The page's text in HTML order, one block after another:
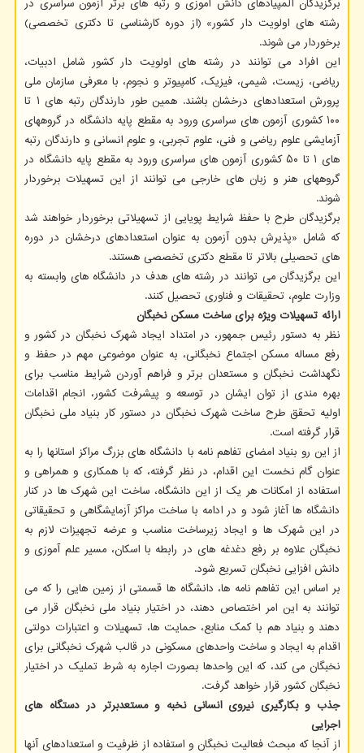
برگزیدگان المپیادهای دانش ‏آموزی و رتبه ‏های برتر آزمون سراسری در
رشته‏ های اولویت ‏دار کشور» (از دوره کارشناسی تا دکتری تخصصی)
برخوردار می‏ شوند.
این افراد می توانند در رشته های اولویت دار کشور شامل ادبیات،
ریاضی، زیست، شیمی، فیزیک، کامپیوتر و نجوم، با معرفی سازمان ملی
پرورش استعدادهای درخشان باشند. همین طور دارندگان رتبه های ۱ تا
۱۰۰ کشوری آزمون های سراسری ورود به مقطع پایه دانشگاه در گروههای
آزمایشی علوم ریاضی و فنی، علوم تجربی، و علوم انسانی و دارندگان رتبه
های ۱ تا ۵۰ کشوری آزمون های سراسری ورود به مقطع پایه دانشگاه در
گروههای هنر و زبان های خارجی می توانند از این تسهیلات برخوردار
شوند.
برگزیدگان طرح با حفظ شرایط پویایی از تسهیلاتی برخوردار خواهند شد
که شامل «پذیرش بدون آزمون به عنوان استعدادهای درخشان در دوره
های تحصیلی بالاتر تا مقطع دکتری تخصصی هستند.
این برگزیدگان می توانند در رشته های هدف در دانشگاه های وابسته به
وزارت علوم، تحقیقات و فناوری تحصیل کنند.
ارائه تسهیلات ویژه برای ساخت مسکن نخبگان
نظر به دستور رئیس جمهور، در امتداد ایجاد شهرک نخبگان در کشور و
رفع مساله مسکن اجتماع نخبگانی، به عنوان موضوعی مهم در حفظ و
نگهداشت نخبگان و مستعدان برتر و فراهم آوردن شرایط مناسب برای
بهره مندی از توان ایشان در توسعه و پیشرفت کشور، انجام اقدامات
اولیه تحقق طرح ساخت شهرک نخبگان در دستور کار بنیاد ملی نخبگان
قرار گرفته است.
از این رو بنیاد امضای تفاهم نامه با دانشگاه های بزرگ مراکز استانها را به
عنوان گام نخست این اقدام، در نظر گرفته، که با همکاری و همراهی و
استفاده از امکانات هر یک از این دانشگاه، ساخت این شهرک ها در کنار
دانشگاه ها آغاز شود و در ادامه با ساخت مراکز آزمایشگاهی و تحقیقاتی
در این شهرک ها و ایجاد زیرساخت مناسب و عرضه تجهیزات لازم به
نخبگان علاوه بر رفع دغدغه های در رابطه با اسکان، مسیر علم آموزی و
دانش افزایی نخبگان تسریع شود.
بر اساس این تفاهم نامه ها، دانشگاه ها قسمتی از زمین هایی را که می
توانند به این امر اختصاص دهند، در اختیار بنیاد ملی نخبگان قرار می
دهند و بنیاد هم با کمک منابع، حمایت ها، تسهیلات و اعتبارات دولتی
اقدام به ایجاد و ساخت واحدهای مسکونی در قالب شهرک نخبگانی برای
نخبگان می کند، که این واحدها بصورت اجاره به شرط تملیک در اختیار
نخبگان کشور قرار خواهد گرفت.
جذب و بکارگیری نیروی انسانی نخبه و مستعدبرتر در دستگاه های
اجرایی
از آنجا که مبحث فعالیت نخبگان و استفاده از ظرفیت و استعدادهای آنها